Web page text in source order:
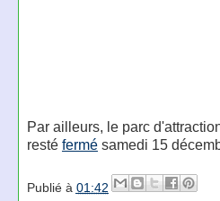
Par ailleurs, le parc
resté fermésamedi 15
Publié à 01:42